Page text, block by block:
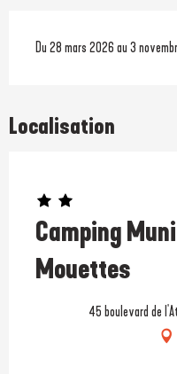
Du 28 mars 2026 au 3
Localisation
Camping
Mouettes
Prestataire engagé dans
45 boulevard de